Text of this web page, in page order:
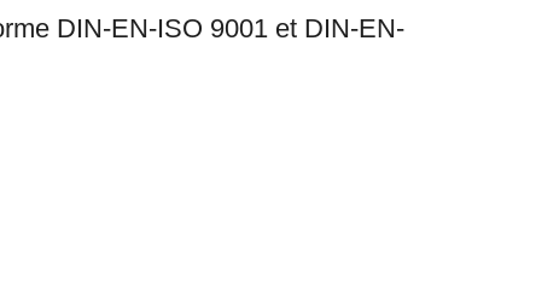
DIN-EN-ISO 9001 et DIN-EN-